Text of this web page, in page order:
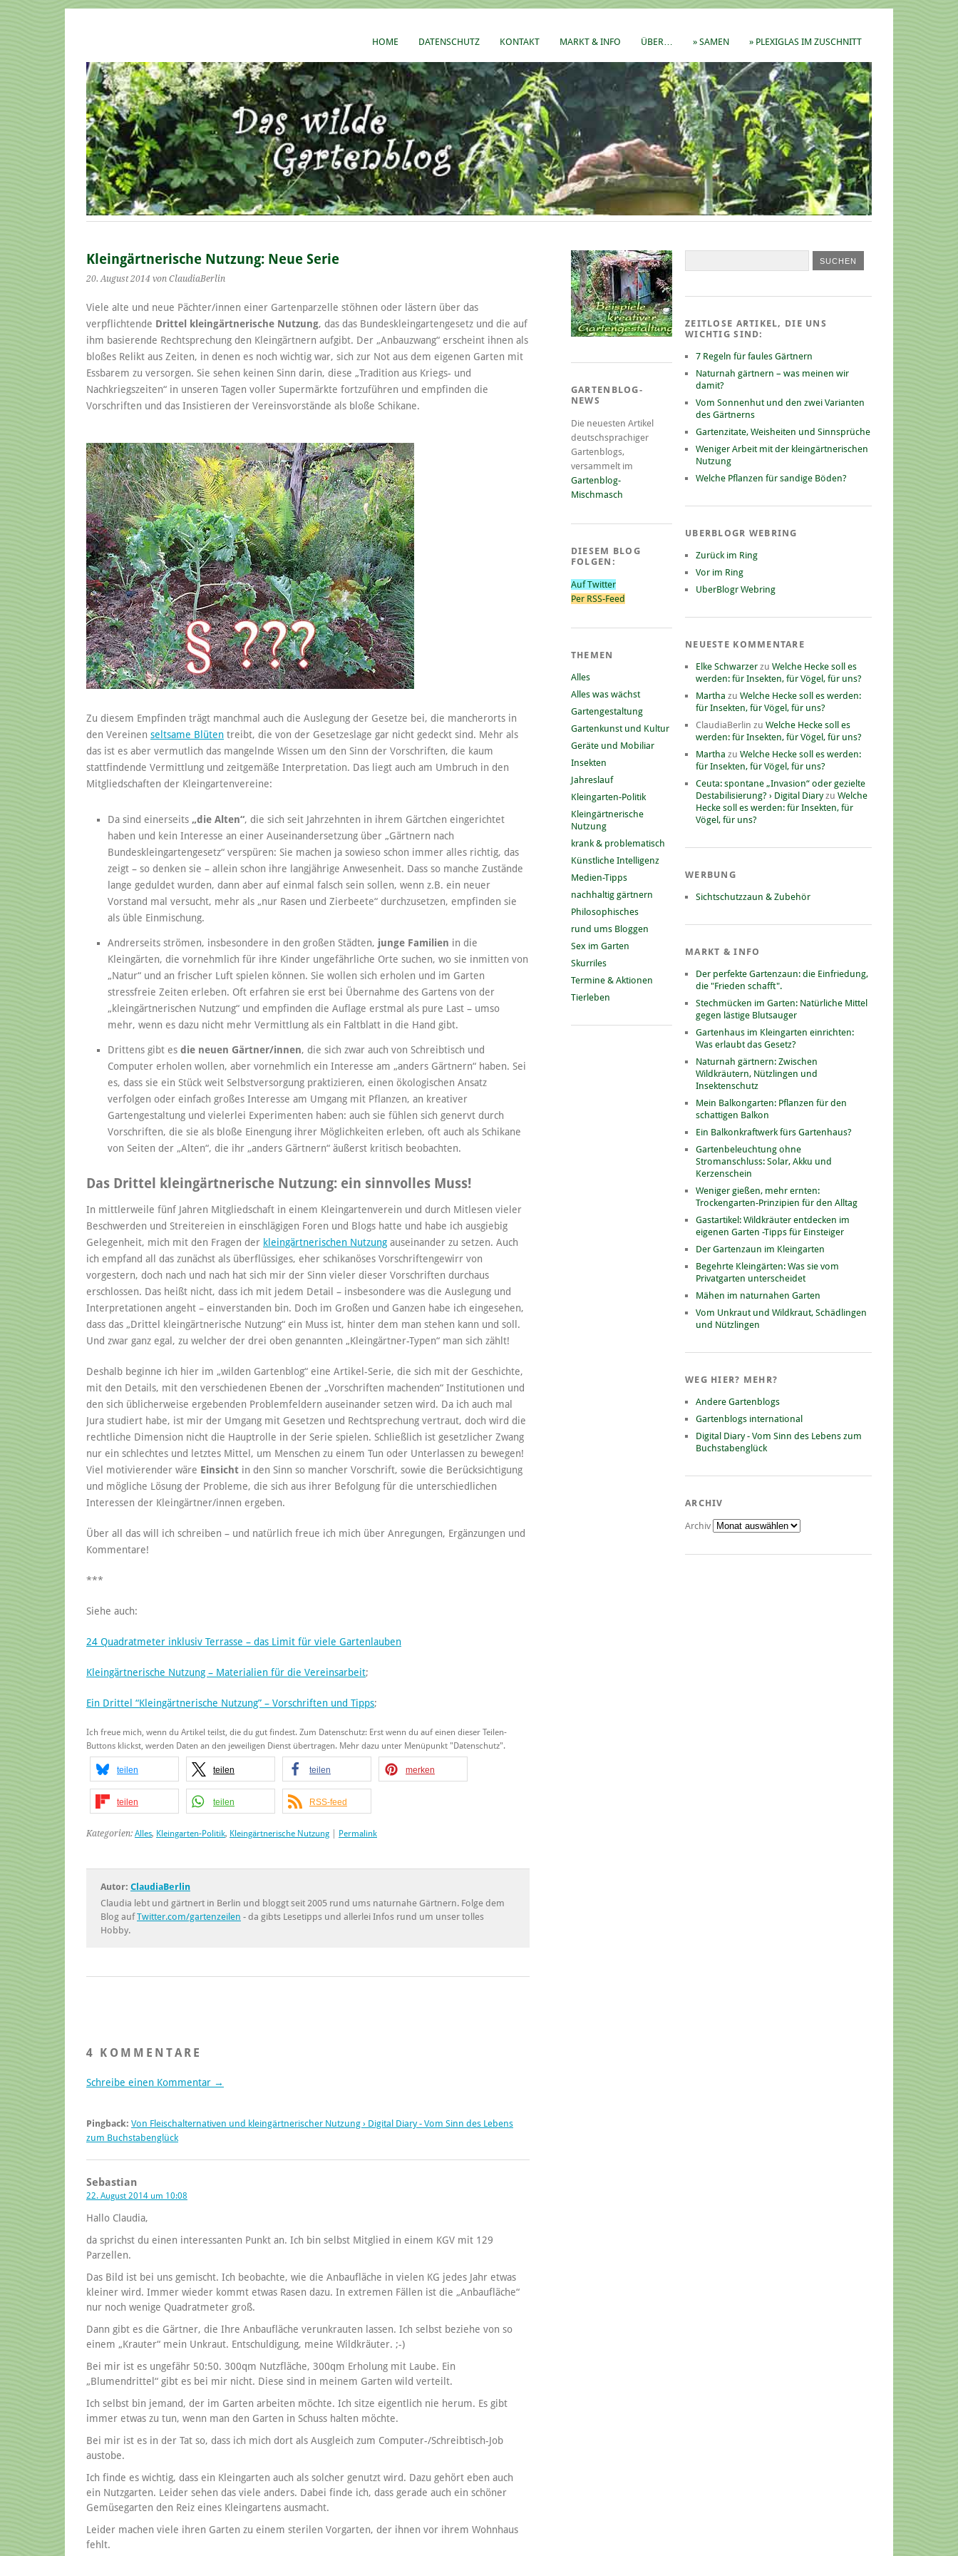
HOME DATENSCHUTZ KONTAKT MARKT & INFO ÜBER… » SAMEN » PLEXIGLAS IM ZUSCHNITT
Kleingärtnerische Nutzung: Neue Serie
20. August 2014 von ClaudiaBerlin
Viele alte und neue Pächter/innen einer Gartenparzelle stöhnen oder lästern über das
verpflichtende Drittel kleingärtnerische Nutzung, das das Bundeskleingartengesetz und die auf
ihm basierende Rechtsprechung den Kleingärtnern aufgibt. Der „Anbauzwang“ erscheint ihnen als
bloßes Relikt aus Zeiten, in denen es noch wichtig war, sich zur Not aus dem eigenen Garten mit
Essbarem zu versorgen. Sie sehen keinen Sinn darin, diese „Tradition aus Kriegs- und
Nachkriegszeiten“ in unseren Tagen voller Supermärkte fortzuführen und empfinden die
Vorschriften und das Insistieren der Vereinsvorstände als bloße Schikane.
Zu diesem Empfinden trägt manchmal auch die Auslegung der Gesetze bei, die mancherorts in
den Vereinen seltsame Blüten treibt, die von der Gesetzeslage gar nicht gedeckt sind. Mehr als
das ist es aber vermutlich das mangelnde Wissen um den Sinn der Vorschriften, die kaum
stattfindende Vermittlung und zeitgemäße Interpretation. Das liegt auch am Umbruch in den
Mitgliedschaften der Kleingartenvereine:
Da sind einerseits „die Alten“, die sich seit Jahrzehnten in ihrem Gärtchen eingerichtet
haben und kein Interesse an einer Auseinandersetzung über „Gärtnern nach
Bundeskleingartengesetz“ verspüren: Sie machen ja sowieso schon immer alles richtig, das
zeigt – so denken sie – allein schon ihre langjährige Anwesenheit. Dass so manche Zustände
lange geduldet wurden, dann aber auf einmal falsch sein sollen, wenn z.B. ein neuer
Vorstand mal versucht, mehr als „nur Rasen und Zierbeete“ durchzusetzen, empfinden sie
als üble Einmischung.
Andrerseits strömen, insbesondere in den großen Städten, junge Familien in die
Kleingärten, die vornehmlich für ihre Kinder ungefährliche Orte suchen, wo sie inmitten von
„Natur“ und an frischer Luft spielen können. Sie wollen sich erholen und im Garten
stressfreie Zeiten erleben. Oft erfahren sie erst bei Übernahme des Gartens von der
„kleingärtnerischen Nutzung“ und empfinden die Auflage erstmal als pure Last – umso
mehr, wenn es dazu nicht mehr Vermittlung als ein Faltblatt in die Hand gibt.
Drittens gibt es die neuen Gärtner/innen, die sich zwar auch von Schreibtisch und
Computer erholen wollen, aber vornehmlich ein Interesse am „anders Gärtnern“ haben. Sei
es, dass sie ein Stück weit Selbstversorgung praktizieren, einen ökologischen Ansatz
verfolgen oder einfach großes Interesse am Umgang mit Pflanzen, an kreativer
Gartengestaltung und vielerlei Experimenten haben: auch sie fühlen sich genervt durch
Vorschriften, die sie als bloße Einengung ihrer Möglichkeiten erleben, oft auch als Schikane
von Seiten der „Alten“, die ihr „anders Gärtnern“ äußerst kritisch beobachten.
Das Drittel kleingärtnerische Nutzung: ein sinnvolles Muss!
In mittlerweile fünf Jahren Mitgliedschaft in einem Kleingartenverein und durch Mitlesen vieler
Beschwerden und Streitereien in einschlägigen Foren und Blogs hatte und habe ich ausgiebig
Gelegenheit, mich mit den Fragen der kleingärtnerischen Nutzung auseinander zu setzen. Auch
ich empfand all das zunächst als überflüssiges, eher schikanöses Vorschriftengewirr von
vorgestern, doch nach und nach hat sich mir der Sinn vieler dieser Vorschriften durchaus
erschlossen. Das heißt nicht, dass ich mit jedem Detail – insbesondere was die Auslegung und
Interpretationen angeht – einverstanden bin. Doch im Großen und Ganzen habe ich eingesehen,
dass das „Drittel kleingärtnerische Nutzung“ ein Muss ist, hinter dem man stehen kann und soll.
Und zwar ganz egal, zu welcher der drei oben genannten „Kleingärtner-Typen“ man sich zählt!
Deshalb beginne ich hier im „wilden Gartenblog“ eine Artikel-Serie, die sich mit der Geschichte,
mit den Details, mit den verschiedenen Ebenen der „Vorschriften machenden“ Institutionen und
den sich üblicherweise ergebenden Problemfeldern auseinander setzen wird. Da ich auch mal
Jura studiert habe, ist mir der Umgang mit Gesetzen und Rechtsprechung vertraut, doch wird die
rechtliche Dimension nicht die Hauptrolle in der Serie spielen. Schließlich ist gesetzlicher Zwang
nur ein schlechtes und letztes Mittel, um Menschen zu einem Tun oder Unterlassen zu bewegen!
Viel motivierender wäre Einsicht in den Sinn so mancher Vorschrift, sowie die Berücksichtigung
und mögliche Lösung der Probleme, die sich aus ihrer Befolgung für die unterschiedlichen
Interessen der Kleingärtner/innen ergeben.
Über all das will ich schreiben – und natürlich freue ich mich über Anregungen, Ergänzungen und
Kommentare!
***
Siehe auch:
24 Quadratmeter inklusiv Terrasse – das Limit für viele Gartenlauben
Kleingärtnerische Nutzung – Materialien für die Vereinsarbeit;
Ein Drittel “Kleingärtnerische Nutzung” – Vorschriften und Tipps;
Ich freue mich, wenn du Artikel teilst, die du gut findest. Zum Datenschutz: Erst wenn du auf einen dieser Teilen-
Buttons klickst, werden Daten an den jeweiligen Dienst übertragen. Mehr dazu unter Menüpunkt "Datenschutz".
teilen teilen teilen merken
teilen teilen RSS-feed
Kategorien: Alles, Kleingarten-Politik, Kleingärtnerische Nutzung Permalink
Autor: ClaudiaBerlin
Claudia lebt und gärtnert in Berlin und bloggt seit 2005 rund ums naturnahe Gärtnern. Folge dem
Blog aufTwitter.com/gartenzeilen - da gibts Lesetipps und allerlei Infos rund um unser tolles
Hobby.
4 KOMMENTARE
Schreibe einen Kommentar →
Pingback: Von Fleischalternativen und kleingärtnerischer Nutzung › Digital Diary - Vom Sinn des Lebens
zum Buchstabenglück
Sebastian
22. August 2014 um 10:08
Hallo Claudia,
da sprichst du einen interessanten Punkt an. Ich bin selbst Mitglied in einem KGV mit 129
Parzellen.
Das Bild ist bei uns gemischt. Ich beobachte, wie die Anbaufläche in vielen KG jedes Jahr etwas
kleiner wird. Immer wieder kommt etwas Rasen dazu. In extremen Fällen ist die „Anbaufläche“
nur noch wenige Quadratmeter groß.
Dann gibt es die Gärtner, die Ihre Anbaufläche verunkrauten lassen. Ich selbst beziehe von so
einem „Krauter“ mein Unkraut. Entschuldigung, meine Wildkräuter. ;-)
Bei mir ist es ungefähr 50:50. 300qm Nutzfläche, 300qm Erholung mit Laube. Ein
„Blumendrittel“ gibt es bei mir nicht. Diese sind in meinem Garten wild verteilt.
Ich selbst bin jemand, der im Garten arbeiten möchte. Ich sitze eigentlich nie herum. Es gibt
immer etwas zu tun, wenn man den Garten in Schuss halten möchte.
Bei mir ist es in der Tat so, dass ich mich dort als Ausgleich zum Computer-/Schreibtisch-Job
austobe.
Ich finde es wichtig, dass ein Kleingarten auch als solcher genutzt wird. Dazu gehört eben auch
ein Nutzgarten. Leider sehen das viele anders. Dabei finde ich, dass gerade auch ein schöner
Gemüsegarten den Reiz eines Kleingartens ausmacht.
Leider machen viele ihren Garten zu einem sterilen Vorgarten, der ihnen vor ihrem Wohnhaus
fehlt.
GARTENBLOG-
NEWS
Die neuesten Artikel
deutschsprachiger
Gartenblogs,
versammelt im
Gartenblog-
Mischmasch
DIESEM BLOG
FOLGEN:
Auf Twitter
Per RSS-Feed
THEMEN
Alles
Alles was wächst
Gartengestaltung
Gartenkunst und Kultur
Geräte und Mobiliar
Insekten
Jahreslauf
Kleingarten-Politik
Kleingärtnerische
Nutzung
krank & problematisch
Künstliche Intelligenz
Medien-Tipps
nachhaltig gärtnern
Philosophisches
rund ums Bloggen
Sex im Garten
Skurriles
Termine & Aktionen
Tierleben
ZEITLOSE ARTIKEL, DIE UNS
WICHTIG SIND:
7 Regeln für faules Gärtnern
Naturnah gärtnern – was meinen wir
damit?
Vom Sonnenhut und den zwei Varianten
des Gärtnerns
Gartenzitate, Weisheiten und Sinnsprüche
Weniger Arbeit mit der kleingärtnerischen
Nutzung
Welche Pflanzen für sandige Böden?
UBERBLOGR WEBRING
Zurück im Ring
Vor im Ring
UberBlogr Webring
NEUESTE KOMMENTARE
Elke Schwarzer zu Welche Hecke soll es
werden: für Insekten, für Vögel, für uns?
Martha zu Welche Hecke soll es werden:
für Insekten, für Vögel, für uns?
ClaudiaBerlin zu Welche Hecke soll es
werden: für Insekten, für Vögel, für uns?
Martha zu Welche Hecke soll es werden:
für Insekten, für Vögel, für uns?
Ceuta: spontane „Invasion“ oder gezielte
Destabilisierung? › Digital Diaryzu Welche
Hecke soll es werden: für Insekten, für
Vögel, für uns?
WERBUNG
Sichtschutzzaun & Zubehör
MARKT & INFO
Der perfekte Gartenzaun: die Einfriedung,
die "Frieden schafft".
Stechmücken im Garten: Natürliche Mittel
gegen lästige Blutsauger
Gartenhaus im Kleingarten einrichten:
Was erlaubt das Gesetz?
Naturnah gärtnern: Zwischen
Wildkräutern, Nützlingen und
Insektenschutz
Mein Balkongarten: Pflanzen für den
schattigen Balkon
Ein Balkonkraftwerk fürs Gartenhaus?
Gartenbeleuchtung ohne
Stromanschluss: Solar, Akku und
Kerzenschein
Weniger gießen, mehr ernten:
Trockengarten-Prinzipien für den Alltag
Gastartikel: Wildkräuter entdecken im
eigenen Garten -Tipps für Einsteiger
Der Gartenzaun im Kleingarten
Begehrte Kleingärten: Was sie vom
Privatgarten unterscheidet
Mähen im naturnahen Garten
Vom Unkraut und Wildkraut, Schädlingen
und Nützlingen
WEG HIER? MEHR?
Andere Gartenblogs
Gartenblogs international
Digital Diary - Vom Sinn des Lebens zum
Buchstabenglück
ARCHIV
Archiv